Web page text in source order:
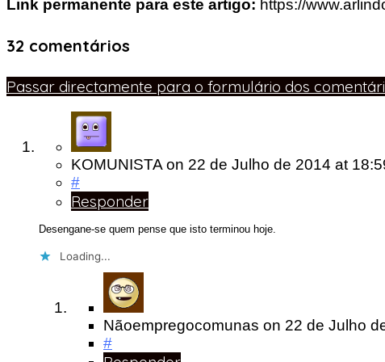
Link permanente para este artigo: https://
32 comentários
Passar directamente para o formulário dos
KOMUNISTAon 22 de Julho de 2014 at
#
Responder
Desengane-se quem pense que isto terminou hoje.
Loading...
Nãoempregocomunas on 22 de Julho
#